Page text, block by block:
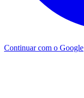
Continuar com o Google